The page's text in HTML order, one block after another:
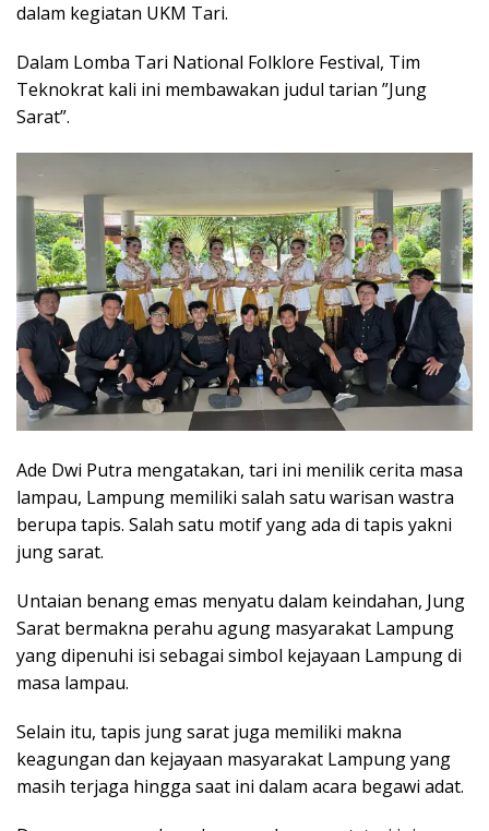
dalam kegiatan UKM Tari.
Dalam Lomba Tari National Folklore Festival, Tim
Teknokrat kali ini membawakan judul tarian ”Jung
Sarat”.
Ade Dwi Putra mengatakan, tari ini menilik cerita masa
lampau, Lampung memiliki salah satu warisan wastra
berupa tapis. Salah satu motif yang ada di tapis yakni
jung sarat.
Untaian benang emas menyatu dalam keindahan, Jung
Sarat bermakna perahu agung masyarakat Lampung
yang dipenuhi isi sebagai simbol kejayaan Lampung di
masa lampau.
Selain itu, tapis jung sarat juga memiliki makna
keagungan dan kejayaan masyarakat Lampung yang
masih terjaga hingga saat ini dalam acara begawi adat.